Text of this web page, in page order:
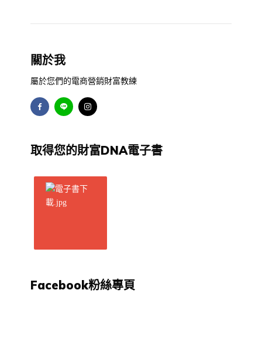
關於我
屬於您們的電商營銷財富教練
取得您的財富DNA電子書
Facebook粉絲專頁